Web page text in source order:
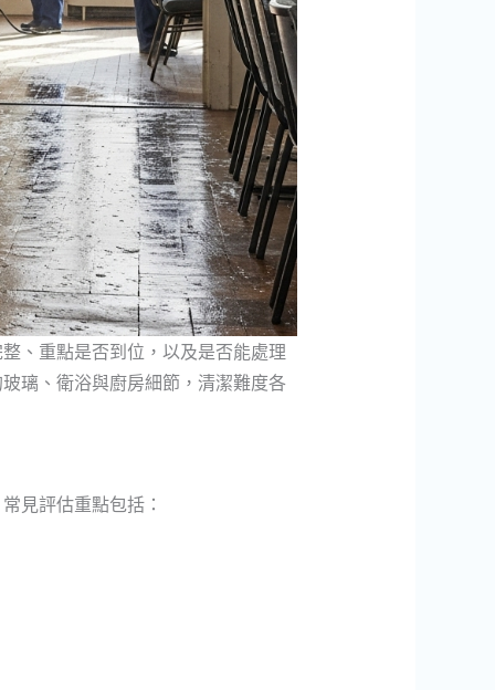
、重點是否到位，以及是否能處理
璃、衛浴與廚房細節，清潔難度各
見評估重點包括：